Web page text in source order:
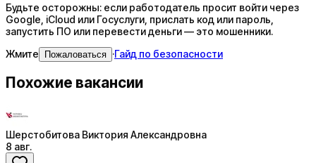
Будьте осторожны: если работодатель просит войти через
Google, iCloud или Госуслуги, прислать код или пароль,
запустить ПО или перевести деньги — это мошенники.
Жмите
Пожаловаться ·Гайд по безопасности
Похожие вакансии
Шерстобитова Виктория Александровна
8 авг.